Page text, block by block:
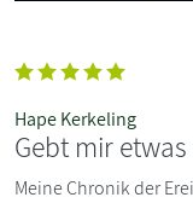
Hape Kerkeling
Gebt mir
Meine Chronik der